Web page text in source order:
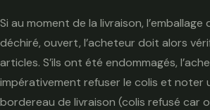
Si au moment de la livraison, l’emballage
déchiré, ouvert, l’acheteur doit alors
articles. S’ils ont été endommagés,
impérativement refuser le colis et noter
bordereau de livraison (colis refusé car